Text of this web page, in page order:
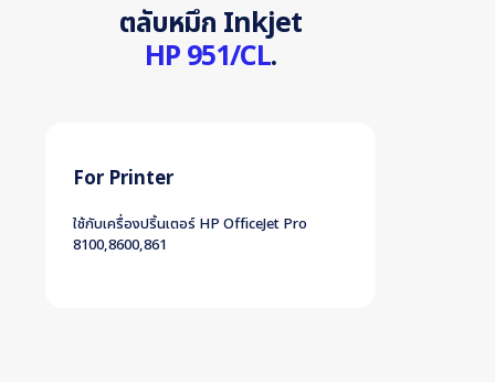
ตลับหมึก Inkjet
HP 951/CL.
For Printer
ใช้กับเครื่องปริ้นเตอร์ HP OfficeJet Pro
8100,8600,861